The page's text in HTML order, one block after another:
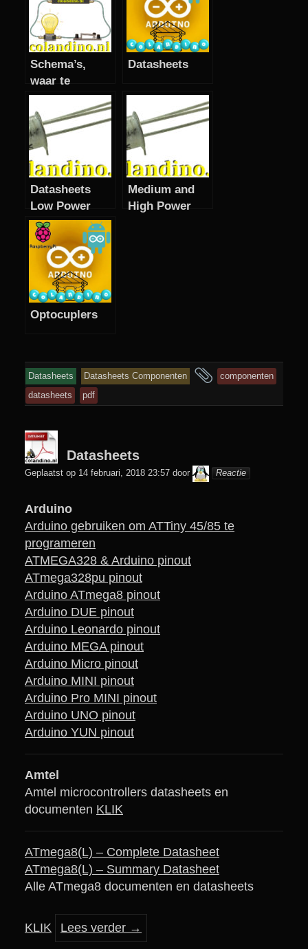
Schema’s,
waar te
vinden?
Datasheets
Datasheets
Low Power
Transistors
Medium and
High Power
Optocuplers
Datasheets Datasheets Componenten
en
componenten
datasheets
pdf
Datasheets
Geplaatst op 14 februari, 2018 23:57 door colani
Reactie
Arduino
Arduino gebruiken om ATTiny 45/85 te
programeren
ATMEGA328 & Arduino pinout
ATmega328pu pinout
Arduino ATmega8 pinout
Arduino DUE pinout
Arduino Leonardo pinout
Arduino MEGA pinout
Arduino Micro pinout
Arduino MINI pinout
Arduino Pro MINI pinout
Arduino UNO pinout
Arduino YUN pinout
Amtel
Amtel microcontrollers datasheets en
documenten KLIK
ATmega8(L) – Complete Datasheet
ATmega8(L) – Summary Datasheet
Alle ATmega8 documenten en datasheets
KLIK Lees verder →